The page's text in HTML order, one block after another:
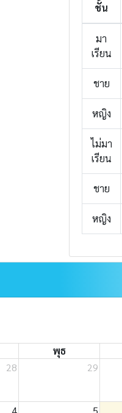
ชั้น
มา
เรียน
ชาย
หญิง
ไม่มา
เรียน
ชาย
หญิง
พุธ
28 29
4 5